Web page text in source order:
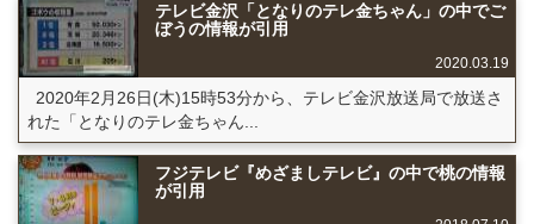
テレビ金沢「となりのテレ金ちゃん」の中でご
ぼうの情報が引用
2020.03.19
2020年2月26日(木)15時53分から、テレビ金沢放送局で放送さ
れた「となりのテレ金ちゃん...
フジテレビ『めざましテレビ』の中で桃の情報
が引用